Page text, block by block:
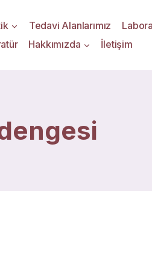
Tedavi Alanlarımız
Hakkımızda İletişim